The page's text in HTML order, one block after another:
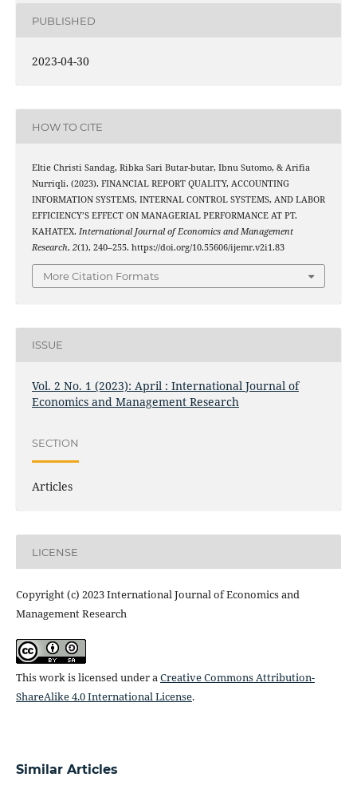
PUBLISHED
2023-04-30
HOW TO CITE
Eltie Christi Sandag, Ribka Sari Butar-butar, Ibnu Sutomo, & Arifia
Nurriqli. (2023). FINANCIAL REPORT QUALITY, ACCOUNTING
INFORMATION SYSTEMS, INTERNAL CONTROL SYSTEMS, AND LABOR
EFFICIENCY’S EFFECT ON MANAGERIAL PERFORMANCE AT PT.
KAHATEX. International Journal of Economics and Management
Research, 2(1), 240–255. https://doi.org/10.55606/ijemr.v2i1.83
More Citation Formats
ISSUE
Vol. 2 No. 1 (2023): April : International Journal of
Economics and Management Research
SECTION
Articles
LICENSE
Copyright (c) 2023 International Journal of Economics and
Management Research
This work is licensed under aCreative Commons Attribution-
ShareAlike 4.0 International License.
Similar Articles